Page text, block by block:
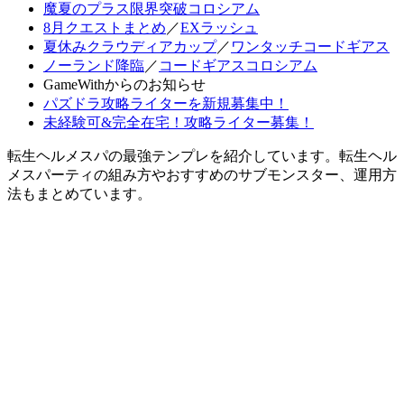
魔夏のプラス限界突破コロシアム
8月クエストまとめ ／EXラッシュ
夏休みクラウディアカップ／ ワンタッチコードギアス
ノーランド降臨／ コードギアスコロシアム
GameWithからのお知らせ
パズドラ攻略ライターを新規募集中！
未経験可&完全在宅！攻略ライター募集！
転生ヘルメスパの最強テンプレを紹介しています。転生ヘル
メスパーティの組み方やおすすめのサブモンスター、運用方
法もまとめています。